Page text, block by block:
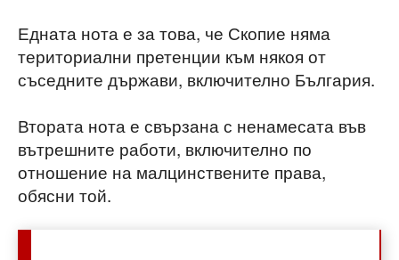
Едната нота е за това, че Скопие няма
териториални претенции към някоя от
съседните държави, включително България.
Втората нота е свързана с ненамесата във
вътрешните работи, включително по
отношение на малцинствените права,
обясни той.